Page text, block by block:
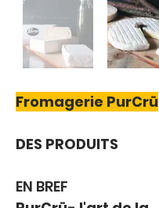
Fromagerie PurCrü
DES PRODUITS
EN BREF